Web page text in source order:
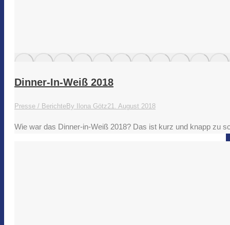
Dinner-In-Weiß 2018
Presse / BerichteBy Ilona Götz21. August 2018
Wie war das Dinner-in-Weiß 2018? Das ist kurz und knapp zu